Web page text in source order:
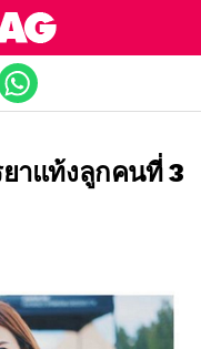
ยาแท้งลูกคนที่ 3